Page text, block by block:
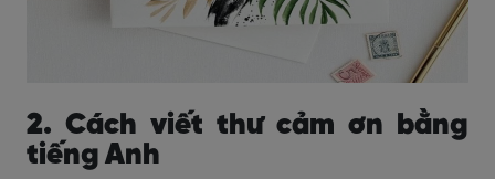
2. Cách viết thư cảm ơn bằng
tiếng Anh